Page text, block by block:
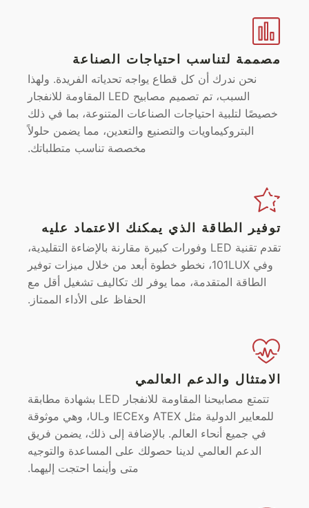
مصممة لتناسب احتياجات الصناعة
نحن ندرك أن كل قطاع يواجه تحدياته الفريدة. ولهذا
السبب، تم تصميم مصابيح LED المقاومة للانفجار
خصيصًا لتلبية احتياجات الصناعات المتنوعة، بما في ذلك
البتروكيماويات والتصنيع والتعدين، مما يضمن حلولاً
مخصصة تناسب متطلباتك.
توفير الطاقة الذي يمكنك الاعتماد عليه
تقدم تقنية LED وفورات كبيرة مقارنة بالإضاءة التقليدية،
وفي 101LUX، نخطو خطوة أبعد من خلال ميزات توفير
الطاقة المتقدمة، مما يوفر لك تكاليف تشغيل أقل مع
الحفاظ على الأداء الممتاز.
الامتثال والدعم العالمي
تتمتع مصابيحنا المقاومة للانفجار LED بشهادة مطابقة
للمعايير الدولية مثل ATEX وIECEx وUL، وهي موثوقة
في جميع أنحاء العالم. بالإضافة إلى ذلك، يضمن فريق
الدعم العالمي لدينا حصولك على المساعدة والتوجيه
متى وأينما احتجت إليهما.